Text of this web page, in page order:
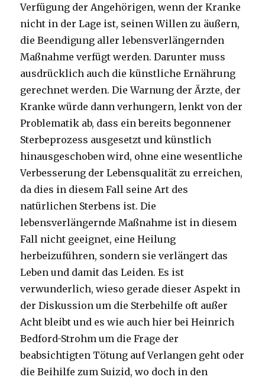
Verfügung der Angehörigen, wenn der Kranke
nicht in der Lage ist, seinen Willen zu äußern,
die Beendigung aller lebensverlängernden
Maßnahme verfügt werden. Darunter muss
ausdrücklich auch die künstliche Ernährung
gerechnet werden. Die Warnung der Ärzte, der
Kranke würde dann verhungern, lenkt von der
Problematik ab, dass ein bereits begonnener
Sterbeprozess ausgesetzt und künstlich
hinausgeschoben wird, ohne eine wesentliche
Verbesserung der Lebensqualität zu erreichen,
da dies in diesem Fall seine Art des
natürlichen Sterbens ist. Die
lebensverlängernde Maßnahme ist in diesem
Fall nicht geeignet, eine Heilung
herbeizuführen, sondern sie verlängert das
Leben und damit das Leiden. Es ist
verwunderlich, wieso gerade dieser Aspekt in
der Diskussion um die Sterbehilfe oft außer
Acht bleibt und es wie auch hier bei Heinrich
Bedford-Strohm um die Frage der
beabsichtigten Tötung auf Verlangen geht oder
die Beihilfe zum Suizid, wo doch in den